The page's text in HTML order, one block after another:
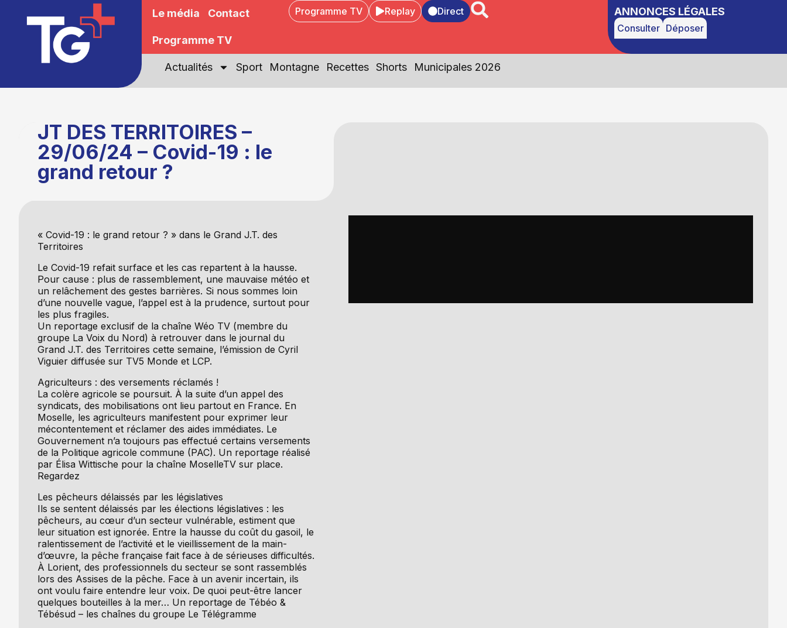
Le média Contact
Programme TV
Programme TV Replay Direct ANNONCES LÉGALES
Consulter Déposer
Actualités Sport Montagne Recettes Shorts Municipales 2026
JT DES TERRITOIRES –
29/06/24 – Covid-19 : le
grand retour ?
« Covid-19 : le grand retour ? » dans le Grand J.T. des
Territoires
Le Covid-19 refait surface et les cas repartent à la hausse.
Pour cause : plus de rassemblement, une mauvaise météo et
un relâchement des gestes barrières. Si nous sommes loin
d’une nouvelle vague, l’appel est à la prudence, surtout pour
les plus fragiles.
Un reportage exclusif de la chaîne Wéo TV (membre du
groupe La Voix du Nord) à retrouver dans le journal du
Grand J.T. des Territoires cette semaine, l’émission de Cyril
Viguier diffusée sur TV5 Monde et LCP.
Agriculteurs : des versements réclamés !
La colère agricole se poursuit. À la suite d’un appel des
syndicats, des mobilisations ont lieu partout en France. En
Moselle, les agriculteurs manifestent pour exprimer leur
mécontentement et réclamer des aides immédiates. Le
Gouvernement n’a toujours pas effectué certains versements
de la Politique agricole commune (PAC). Un reportage réalisé
par Élisa Wittische pour la chaîne MoselleTV sur place.
Regardez
Les pêcheurs délaissés par les législatives
Ils se sentent délaissés par les élections législatives : les
pêcheurs, au cœur d’un secteur vulnérable, estiment que
leur situation est ignorée. Entre la hausse du coût du gasoil, le
ralentissement de l’activité et le vieillissement de la main-
d’œuvre, la pêche française fait face à de sérieuses difficultés.
À Lorient, des professionnels du secteur se sont rassemblés
lors des Assises de la pêche. Face à un avenir incertain, ils
ont voulu faire entendre leur voix. De quoi peut-être lancer
quelques bouteilles à la mer… Un reportage de Tébéo &
Tébésud – les chaînes du groupe Le Télégramme